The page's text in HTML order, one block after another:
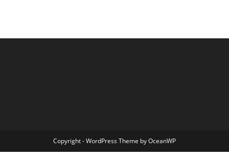
Copyright - WordPress Theme by OceanWP